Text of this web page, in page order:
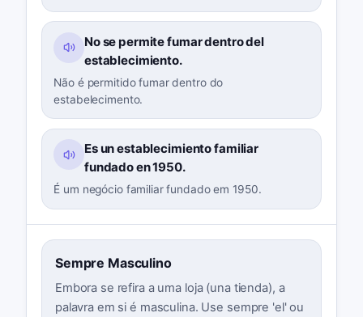
No se permite fumar dentro del
establecimiento.
Não é permitido fumar dentro do
estabelecimento.
Es un establecimiento familiar
fundado en 1950.
É um negócio familiar fundado em 1950.
Sempre Masculino
Embora se refira a uma loja (una tienda), a
palavra em si é masculina. Use sempre 'el' ou